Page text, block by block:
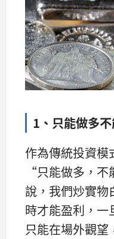
1、只能做多
作為傳統投資模
“只能做多，
說，我們炒實物
時才能盈利，一
只能在場外觀望